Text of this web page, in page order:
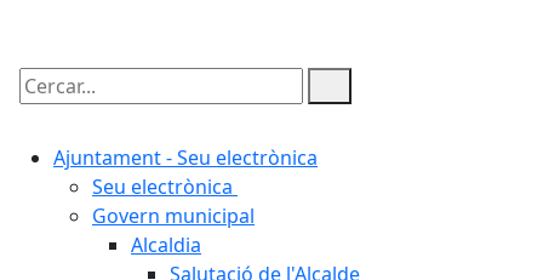
Cercar:
Ajuntament - Seu electrònica
Seu electrònica
Govern municipal
Alcaldia
Salutació de l'Alcalde